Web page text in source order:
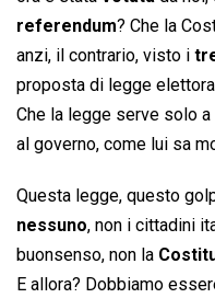
referendum? Che la
anzi, il contrario, visto i
proposta di legge
Che la legge serve solo a
al governo, come lui sa
Questa legge, questo
nessuno, non i cittadini
buonsenso, non la
E allora? Dobbiamo